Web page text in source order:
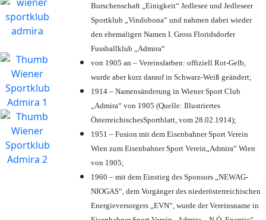
Burschenschaft „Einigkeit“ Jedlesee und Jedleseer
Sportklub „Vindobona“ und nahmen dabei wieder
den ehemaligen Namen I. Gross Floridsdorfer
Fussballklub „Admira“
von 1905 an – Vereinsfarben: offiziell Rot-Gelb,
wurde aber kurz darauf in Schwarz-Weiß geändert;
1914 – Namensänderung in Wiener Sport Club
„Admira“ von 1905 (Quelle: Illustriertes
ÖsterreichischesSportblatt, vom 28.02.1914);
1951 – Fusion mit dem Eisenbahner Sport Verein
Wien zum Eisenbahner Sport Verein„Admira“ Wien
von 1905;
1960 – mit dem Einstieg des Sponsors „NEWAG-
NIOGAS“, dem Vorgänger des niederösterreichischen
Energieversorgers „EVN“, wurde der Vereinsname in